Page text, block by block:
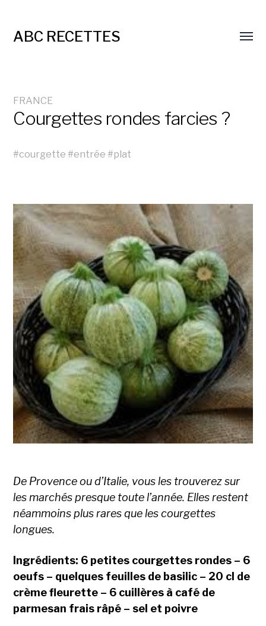
ABC RECETTES
FRANCE
Courgettes rondes farcies ?
#courgette #entrée #plat
De Provence ou d’Italie, vous les trouverez sur
les marchés presque toute l’année. Elles restent
néammoins plus rares que les courgettes
longues.
Ingrédients: 6 petites courgettes rondes – 6
oeufs – quelques feuilles de basilic – 20 cl de
crème fleurette – 6 cuillères à café de
parmesan frais râpé – sel et poivre